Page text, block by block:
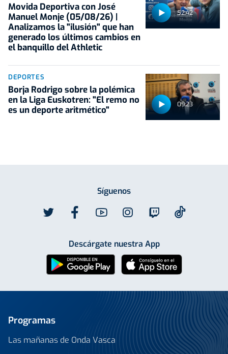
52:42
Movida Deportiva con José
Manuel Monje (05/08/26) |
Analizamos la "ilusión" que han
generado los últimos cambios en
el banquillo del Athletic
09:23
DEPORTES
Borja Rodrigo sobre la polémica
en la Liga Euskotren: "El remo no
es un deporte aritmético"
Síguenos
Descárgate nuestra App
Programas
Las mañanas de Onda Vasca